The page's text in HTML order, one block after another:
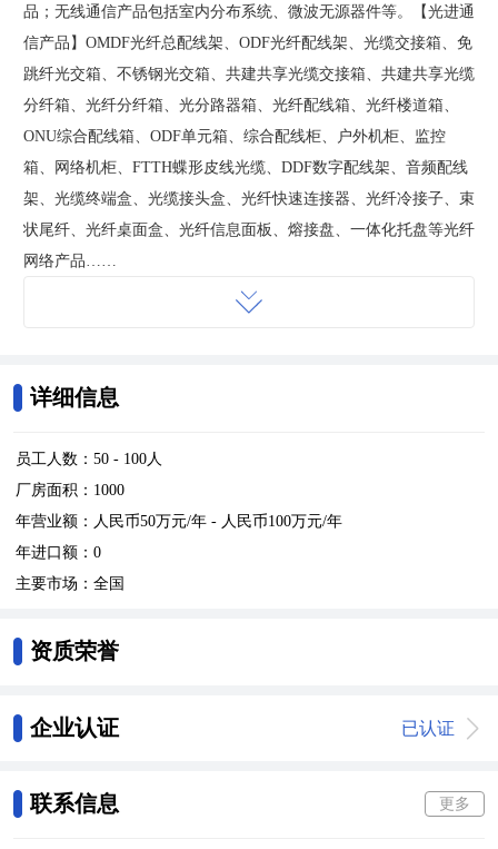
品；无线通信产品包括室内分布系统、微波无源器件等。【光进通
信产品】OMDF光纤总配线架、ODF光纤配线架、光缆交接箱、免
跳纤光交箱、不锈钢光交箱、共建共享光缆交接箱、共建共享光缆
分纤箱、光纤分纤箱、光分路器箱、光纤配线箱、光纤楼道箱、
ONU综合配线箱、ODF单元箱、综合配线柜、户外机柜、监控
箱、网络机柜、FTTH蝶形皮线光缆、DDF数字配线架、音频配线
架、光缆终端盒、光缆接头盒、光纤快速连接器、光纤冷接子、束
状尾纤、光纤桌面盒、光纤信息面板、熔接盘、一体化托盘等光纤
网络产品……
详细信息
员工人数： 50 - 100人
厂房面积： 1000
年营业额： 人民币50万元/年 - 人民币100万元/年
年进口额： 0
主要市场： 全国
资质荣誉
企业认证 已认证
联系信息 更多